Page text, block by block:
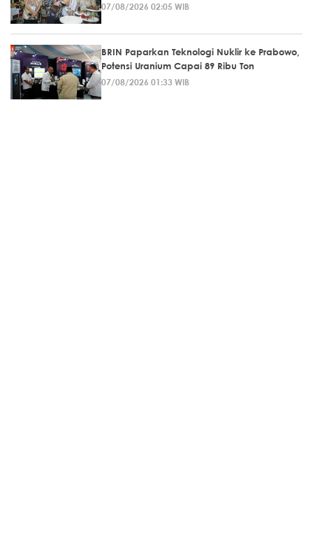
07/08/2026 02:05 WIB
BRIN Paparkan Teknologi Nuklir ke Prabowo,
Potensi Uranium Capai 89 Ribu Ton
07/08/2026 01:33 WIB